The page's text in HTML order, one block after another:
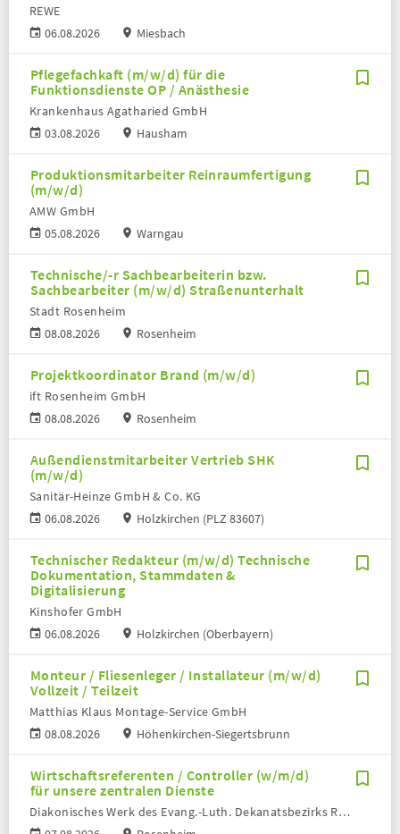
06.08.2026
REWE
Miesbach
Pflegefachkaft (m/w/d) für die
Funktionsdienste OP / Anästhesie
03.08.2026
Krankenhaus Agatharied GmbH
Hausham
Produktionsmitarbeiter Reinraumfertigung
(m/w/d)
05.08.2026
AMW GmbH
Warngau
Technische/-r Sachbearbeiterin bzw.
Sachbearbeiter (m/w/d) Straßenunterhalt
08.08.2026
Stadt Rosenheim
Rosenheim
Projektkoordinator Brand (m/w/d)
08.08.2026
ift Rosenheim GmbH
Rosenheim
Außendienstmitarbeiter Vertrieb SHK
(m/w/d)
06.08.2026
Sanitär-Heinze GmbH & Co. KG
Holzkirchen (PLZ 83607)
Technischer Redakteur (m/w/d) Technische
Dokumentation, Stammdaten &
Digitalisierung
06.08.2026
Kinshofer GmbH
Holzkirchen (Oberbayern)
Monteur / Fliesenleger / Installateur (m/w/d)
Vollzeit / Teilzeit
08.08.2026
Matthias Klaus Montage-Service GmbH
Höhenkirchen-Siegertsbrunn
Wirtschaftsreferenten / Controller (w/m/d)
für unsere zentralen Dienste
Diakonisches Werk des Evang.-Luth. Dekanatsbezirks Rosenheim e. V.